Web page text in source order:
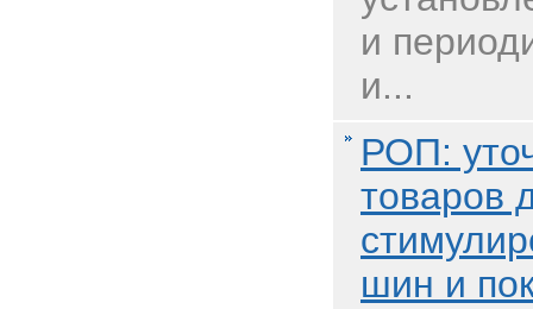
и
и...
РОП:
товаров
шин и